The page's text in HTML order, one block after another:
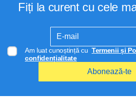
Fiți la curent cu cele
Am luat cunoștință cu Termenii și
confidențialitate
Abonează-te